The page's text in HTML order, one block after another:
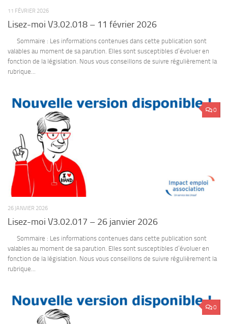
11 FÉVRIER 2026
Lisez-moi V3.02.018 – 11 février 2026
Sommaire : Les informations contenues dans cette publication sont
valables au moment de sa parution. Elles sont susceptibles d’évoluer en
fonction de la législation. Nous vous conseillons de suivre régulièrement la
rubrique...
0
26 JANVIER 2026
Lisez-moi V3.02.017 – 26 janvier 2026
Sommaire : Les informations contenues dans cette publication sont
valables au moment de sa parution. Elles sont susceptibles d’évoluer en
fonction de la législation. Nous vous conseillons de suivre régulièrement la
rubrique...
0